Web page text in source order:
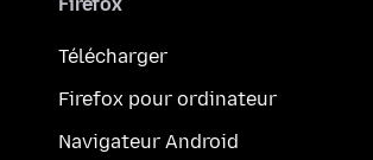
Télécharger
Firefox pour ordinateur
Navigateur Android